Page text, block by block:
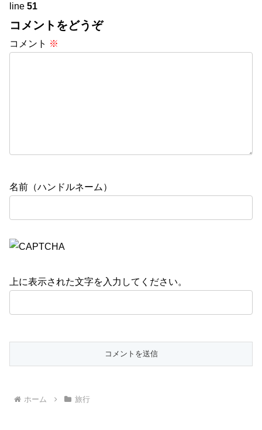
line 51
コメントをどうぞ
コメント ※
名前（ハンドルネーム）
上に表示された文字を入力してください。
ホーム 旅行